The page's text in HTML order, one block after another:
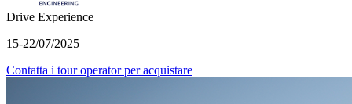
Drive Experience
15-22/07/2025
Contatta i tour operator per acquistare